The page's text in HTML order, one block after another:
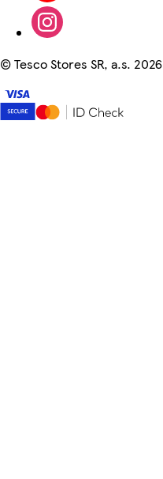
©Tesco Stores SR, a.s. 2026